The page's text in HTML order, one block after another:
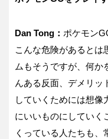
Dan Tong： ポケモン
こんな危険があるとは
ムもそうですが、何か
んある反面、デメリッ
していくためには想像
にいいものにしていく
くっている人たちも